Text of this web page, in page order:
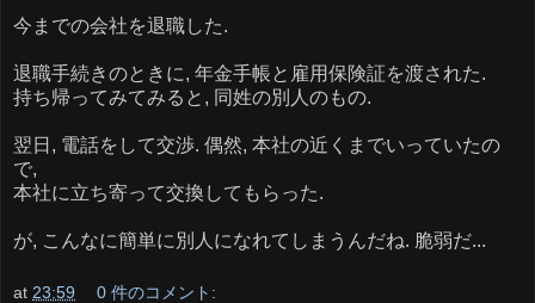
今までの会社を退職した.
退職手続きのときに, 年金手帳と雇用保険証を渡された.
持ち帰ってみてみると, 同姓の別人のもの.
翌日, 電話をして交渉. 偶然, 本社の近くまでいっていたの
で,
本社に立ち寄って交換してもらった.
が, こんなに簡単に別人になれてしまうんだね. 脆弱だ...
at 23:59 0 件のコメント: